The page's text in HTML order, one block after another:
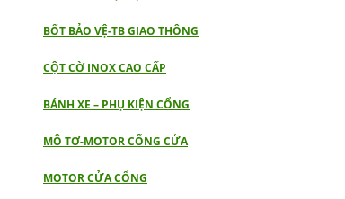
BỐT BẢO VỆ-TB GIAO THÔNG
CỘT CỜ INOX CAO CẤP
BÁNH XE – PHỤ KIỆN CỔNG
MÔ TƠ-MOTOR CỔNG CỬA
MOTOR CỬA CỔNG